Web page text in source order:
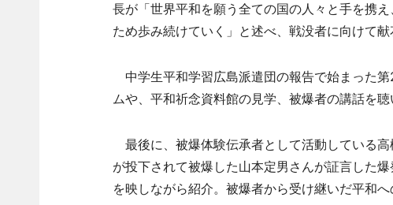
長が「世界平和を願う全ての国の人々と手を携
ため歩み続けていく」と述べ、戦没者に向けて献
中学生平和学習広島派遣団の報告で始まった
ムや、平和祈念資料館の見学、被爆者の講話を聴
最後に、被爆体験伝承者として活動している
が投下されて被爆した山本定男さんが証言した
を映しながら紹介。被爆者から受け継いだ平和へ